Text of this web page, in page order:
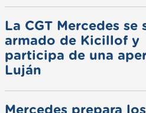
La CGT Mercedes se
armado de Kicillof y
participa de una
Luján
Mercedes prepara los